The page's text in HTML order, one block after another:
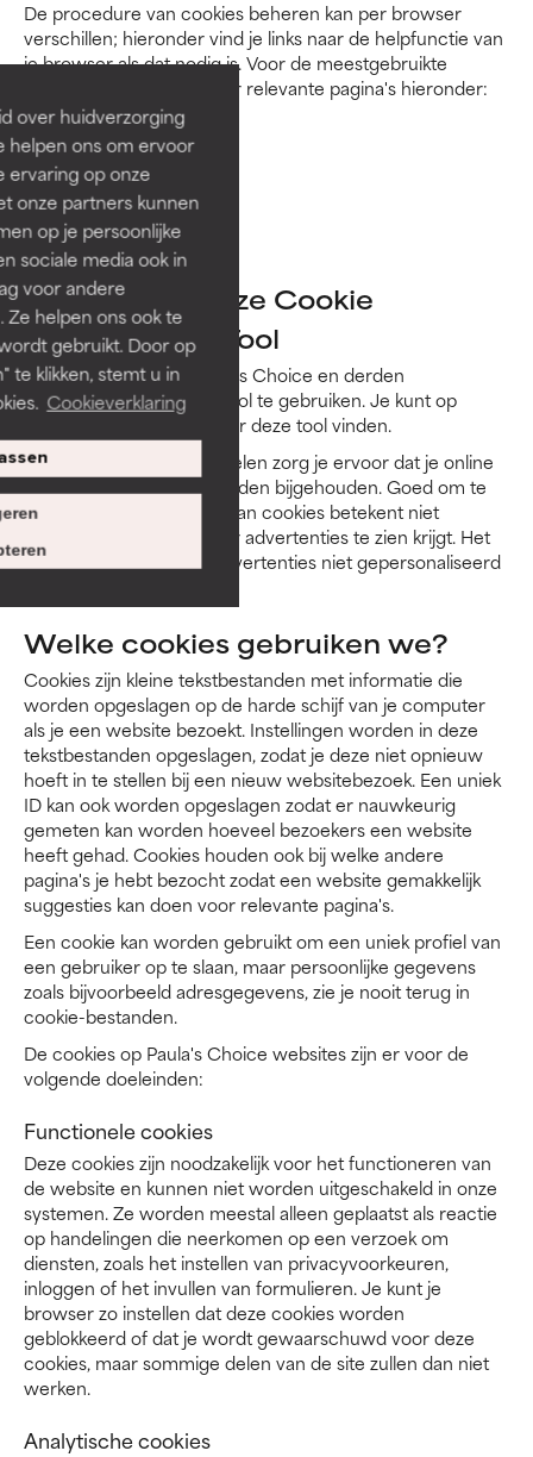
over huidverzorging
helpen ons om ervoor
ervaring op onze
onze partners kunnen
op je persoonlijke
sociale media ook in
voor andere
helpen ons ook te
gebruikt. Door op
te klikken, stemt u in
Cookieverklaring
De procedure van cookies beheren kan per browser
verschillen; hieronder vind je links naar de helpfunctie van
je browser als dat nodig is. Voor de meestgebruikte
browsers vind je links naar relevante pagina's hieronder:
Internet Explorer
Mozilla Firefox
Google Chrome
Safari
Opera
Beheren via onze Cookie
Management Tool
Je kunt cookies van Paula’s Choice en derden
uitschakelen door onze tool te gebruiken. Je kunt op
iedere pagina een link naar deze tool vinden.
Door cookies uit te schakelen zorg je ervoor dat je online
activiteiten niet meer worden bijgehouden. Goed om te
weten: het uitschakelen van cookies betekent niet
automatisch dat je minder advertenties te zien krijgt. Het
betekent alleen dat de advertenties niet gepersonaliseerd
Welke cookies gebruiken we?
Cookies zijn kleine tekstbestanden met informatie die
worden opgeslagen op de harde schijf van je computer
als je een website bezoekt. Instellingen worden in deze
tekstbestanden opgeslagen, zodat je deze niet opnieuw
hoeft in te stellen bij een nieuw websitebezoek. Een uniek
ID kan ook worden opgeslagen zodat er nauwkeurig
gemeten kan worden hoeveel bezoekers een website
heeft gehad. Cookies houden ook bij welke andere
pagina's je hebt bezocht zodat een website gemakkelijk
suggesties kan doen voor relevante pagina's.
Een cookie kan worden gebruikt om een uniek profiel van
een gebruiker op te slaan, maar persoonlijke gegevens
zoals bijvoorbeeld adresgegevens, zie je nooit terug in
cookie-bestanden.
De cookies op Paula's Choice websites zijn er voor de
volgende doeleinden:
Functionele cookies
Deze cookies zijn noodzakelijk voor het functioneren van
de website en kunnen niet worden uitgeschakeld in onze
systemen. Ze worden meestal alleen geplaatst als reactie
op handelingen die neerkomen op een verzoek om
diensten, zoals het instellen van privacyvoorkeuren,
inloggen of het invullen van formulieren. Je kunt je
browser zo instellen dat deze cookies worden
geblokkeerd of dat je wordt gewaarschuwd voor deze
cookies, maar sommige delen van de site zullen dan niet
werken.
Analytische cookies